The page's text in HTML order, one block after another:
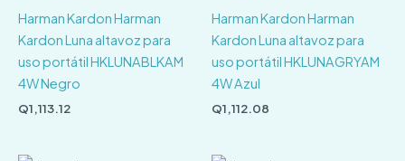
Harman Kardon Harman
Kardon Luna altavoz para
uso portátil HKLUNABLKAM
4W Negro
Q1,113.12
Harman Kardon Harman
Kardon Luna altavoz para
uso portátil HKLUNAGRYAM
4W Azul
Q1,112.08